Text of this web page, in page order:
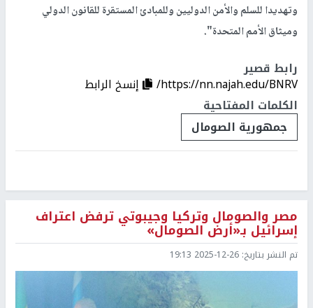
وتهديدا للسلم والأمن الدوليين وللمبادئ المستقرة للقانون الدولي
وميثاق الأمم المتحدة".
رابط قصير
https://nn.najah.edu/BNRV/
إنسخ الرابط
الكلمات المفتاحية
جمهورية الصومال
مصر والصومال وتركيا وجيبوتي ترفض اعتراف
إسرائيل بـ«أرض الصومال»
تم النشر بتاريخ: 2025-12-26 19:13